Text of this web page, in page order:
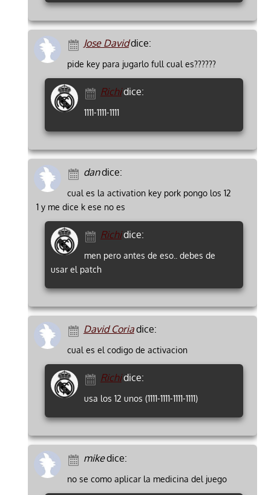
Jose Daviddice:
pide key para jugarlo full cual es??????
Richidice:
1111-1111-1111
dandice:
cual es la activation key pork pongo los 12
1 y me dice k ese no es
Richidice:
men pero antes de eso.. debes de
usar el patch
David Coriadice:
cual es el codigo de activacion
Richidice:
usa los 12 unos (1111-1111-1111-1111)
mikedice:
no se como aplicar la medicina del juego